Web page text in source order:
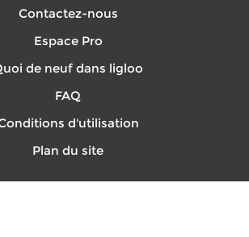
Contactez-nous
Espace Pro
de neuf dans ligloo
FAQ
d'utilisation
Plan du site